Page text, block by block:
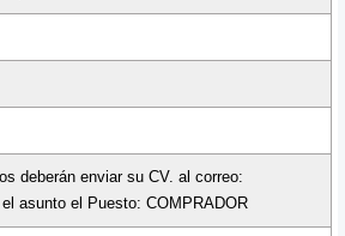
deberán enviar su CV. al correo:
asunto el Puesto: COMPRADOR